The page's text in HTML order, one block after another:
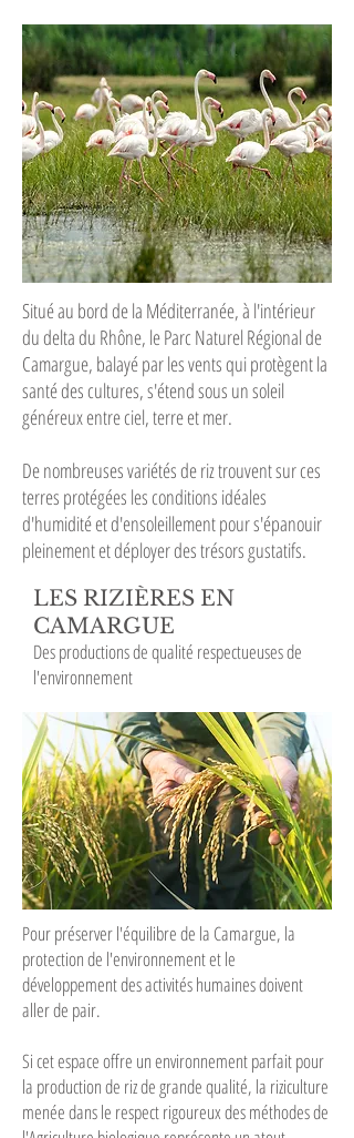
Situé au bord de la Méditerranée, à l'intérieur
du delta du Rhône, le Parc Naturel Régional de
Camargue, balayé par les vents qui protègent la
santé des cultures, s'étend sous un soleil
généreux entre ciel, terre et mer.
De nombreuses variétés de riz trouvent sur ces
terres protégées les conditions idéales
d'humidité et d'ensoleillement pour s'épanouir
pleinement et déployer des trésors gustatifs.
Pour préserver l'équilibre de la Camargue, la
protection de l'environnement et le
développement des activités humaines doivent
aller de pair.
Si cet espace offre un environnement parfait pour
la production de riz de grande qualité, la riziculture
menée dans le respect rigoureux des méthodes de
LES RIZIÈRES EN
CAMARGUE
Des productions de qualité respectueuses de
l'environnement